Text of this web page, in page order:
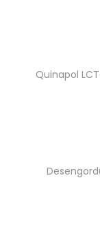
Quinapol